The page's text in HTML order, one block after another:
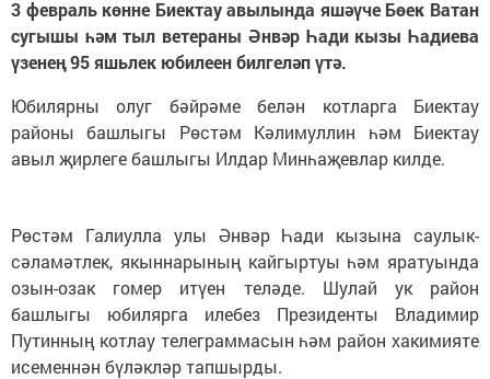
3 февраль көнне Биектау авылында яшәүче Бөек Ватан
сугышы һәм тыл ветераны Әнвәр Һади кызы Һадиева
үзенең 95 яшьлек юбилеен билгеләп үтә.
Юбилярны олуг бәйрәме белән котларга Биектау
районы башлыгы Рөстәм Кәлимуллин һәм Биектау
авыл җирлеге башлыгы Илдар Минһаҗевлар килде.
Рөстәм Галиулла улы Әнвәр Һади кызына саулык-
сәламәтлек, якыннарының кайгыртуы һәм яратуында
озын-озак гомер итүен теләде. Шулай ук район
башлыгы юбилярга илебез Президенты Владимир
Путинның котлау телеграммасын һәм район хакимияте
исеменнән бүләкләр тапшырды.